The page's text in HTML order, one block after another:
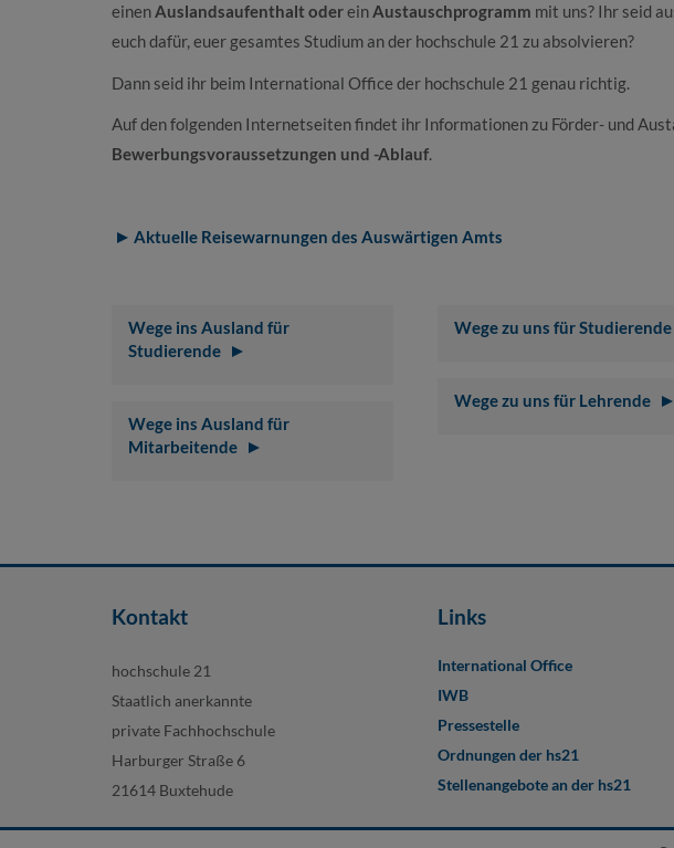
einenAuslandsaufenthalt odereinAustauschprogramm mit uns? Ihr seid
euch dafür, euer gesamtes Studium an der hochschule 21 zu absolvieren?
Dann seid ihr beim International Office der hochschule 21 genau richtig.
Auf den folgenden Internetseiten findet ihr Informationen zu Förder- und
Bewerbungsvoraussetzungen und -Ablauf.
Aktuelle Reisewarnungen des Auswärtigen Amts
Wege ins Ausland für
Studierende
Wege ins Ausland für
Mitarbeitende
Wege zu uns für Studierende
Wege zu uns für Lehrende
Kontakt
hochschule 21
Staatlich anerkannte
private Fachhochschule
Harburger Straße 6
21614 Buxtehude
Links
International Office
IWB
Pressestelle
Ordnungen der hs21
Stellenangebote an der hs21